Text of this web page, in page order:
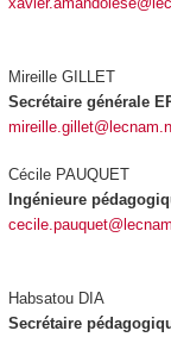
Mireille GILLET
Secrétaire générale
Cécile PAUQUET
Ingénieure
Habsatou DIA
Secrétaire